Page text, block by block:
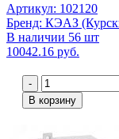
Артикул: 102120
Бренд: КЭАЗ
В наличии 56 шт
10042.16 руб.
-
В корзину